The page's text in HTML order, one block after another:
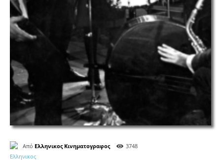
Από Ελληνικος Κινηματογραφος 3748